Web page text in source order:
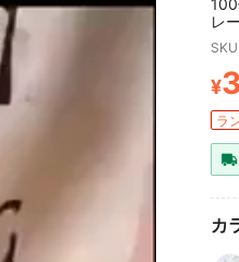
レ
明
す
¥
ラ
カ